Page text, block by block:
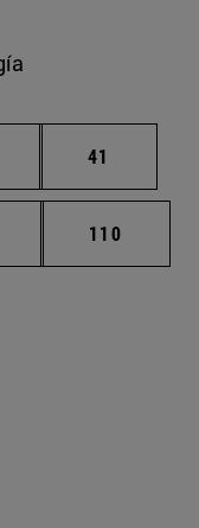
Páginas intermedias
Página
41
Páginas intermedias
Página
110